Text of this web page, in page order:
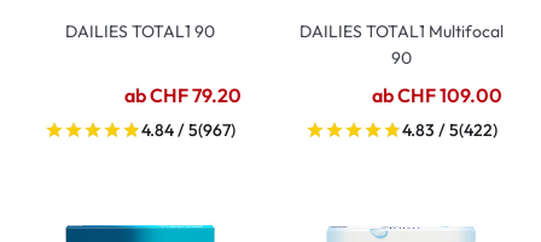
DAILIES TOTAL1 90
ab CHF 79.20
4.84 / 5(967)
DAILIES TOTAL1 Multifocal
90
ab CHF 109.00
4.83 / 5(422)